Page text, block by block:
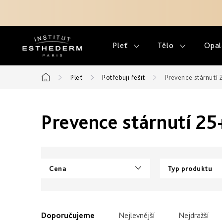
obsah
Pleť Tělo
Domů
Pleť Potřebuji řešit Prevence stárnutí
Prevence stárnutí
Cena Typ produktu
Doporučujeme Nejlevnější Nejdražší